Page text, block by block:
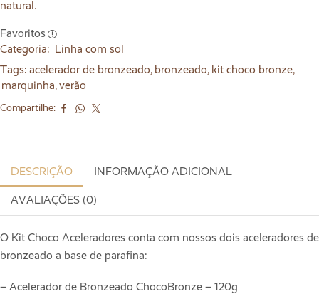
natural.
Favoritos
Categoria:
Linha com sol
Tags: acelerador de bronzeado, bronzeado, kit choco bronze,
marquinha,verão
Compartilhe:
DESCRIÇÃO INFORMAÇÃO ADICIONAL
AVALIAÇÕES (0)
O Kit Choco Aceleradores conta com nossos dois aceleradores de
bronzeado a base de parafina:
– Acelerador de Bronzeado ChocoBronze – 120g